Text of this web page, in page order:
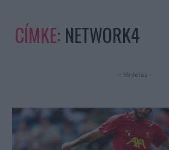
CÍMKE: NETWORK4
- Hirdetés -